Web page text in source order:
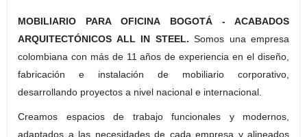
MOBILIARIO PARA OFICINA BOGOTÁ - ACABADOS
ARQUITECTÓNICOS ALL IN STEEL. Somos una empresa
colombiana con más de 11 años de experiencia en el diseño,
fabricación e instalación de mobiliario corporativo,
desarrollando proyectos a nivel nacional e internacional.
Creamos espacios de trabajo funcionales y modernos,
adaptados a las necesidades de cada empresa y alineados